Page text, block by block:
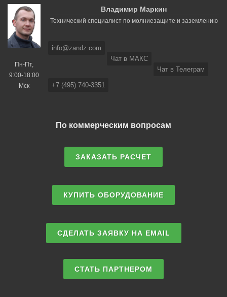
Пн-Пт,
9:00-18:00
Мск
Владимир Маркин
Технический специалист по молниезащите и заземлению
info@zandz.com
Чат в МАКС
Чат в Телеграм
+7 (495) 740-3351
По коммерческим вопросам
ЗАКАЗАТЬ РАСЧЕТ
КУПИТЬ ОБОРУДОВАНИЕ
СДЕЛАТЬ ЗАЯВКУ НА EMAIL
СТАТЬ ПАРТНЕРОМ